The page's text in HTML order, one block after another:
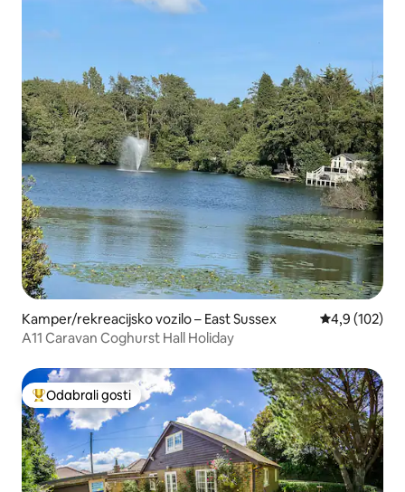
Kamper/rekreacijsko vozilo – East Sussex Prosječna
4,9 (102)
A11 Caravan Coghurst Hall Holiday
Među najviše rangiranima s oznakom „Odabrali gosti”
Odabrali gosti